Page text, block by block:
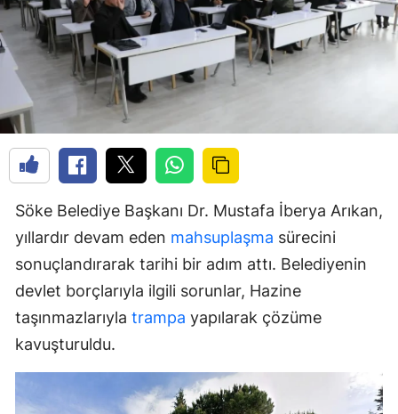
Söke Belediye Başkanı Dr. Mustafa İberya Arıkan,
yıllardır devam eden mahsuplaşma sürecini
sonuçlandırarak tarihi bir adım attı. Belediyenin
devlet borçlarıyla ilgili sorunlar, Hazine
taşınmazlarıyla trampa yapılarak çözüme
kavuşturuldu.